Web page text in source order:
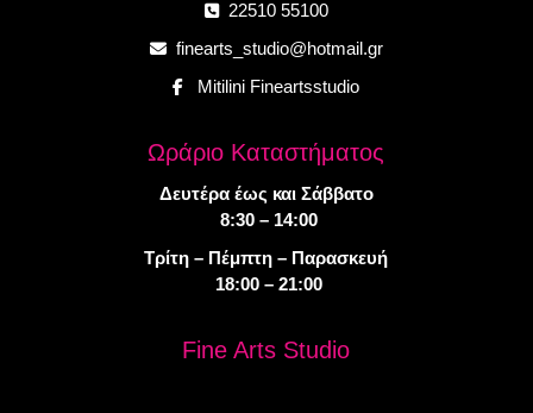
22510 55100
finearts_studio@hotmail.gr
Mitilini Fineartsstudio
Ωράριο Καταστήματος
Δευτέρα έως και Σάββατο
8:30 – 14:00
Τρίτη – Πέμπτη – Παρασκευή
18:00 – 21:00
Fine Arts Studio